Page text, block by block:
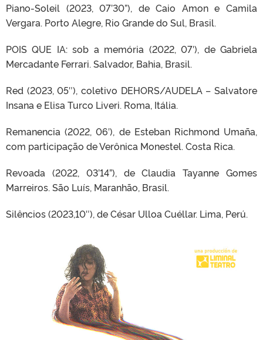
Piano-Soleil (2023, 07’30”), de Caio Amon e Camila
Vergara. Porto Alegre, Rio Grande do Sul, Brasil.
POIS QUE IA: sob a memória (2022, 07′), de Gabriela
Mercadante Ferrari. Salvador, Bahia, Brasil.
Red (2023, 05″), coletivo DEHORS/AUDELA – Salvatore
Insana e Elisa Turco Liveri. Roma, Itália.
Remanencia (2022, 06′), de Esteban Richmond Umaña,
com participação de Verônica Monestel. Costa Rica.
Revoada (2022, 03’14”), de Claudia Tayanne Gomes
Marreiros. São Luís, Maranhão, Brasil.
Silêncios (2023,10″), de César Ulloa Cuéllar. Lima, Perú.